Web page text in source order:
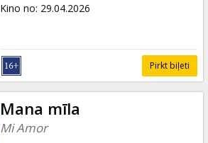
Kino no: 29.04.2026
Pirkt biļeti
Mana mīla
Mi Amor